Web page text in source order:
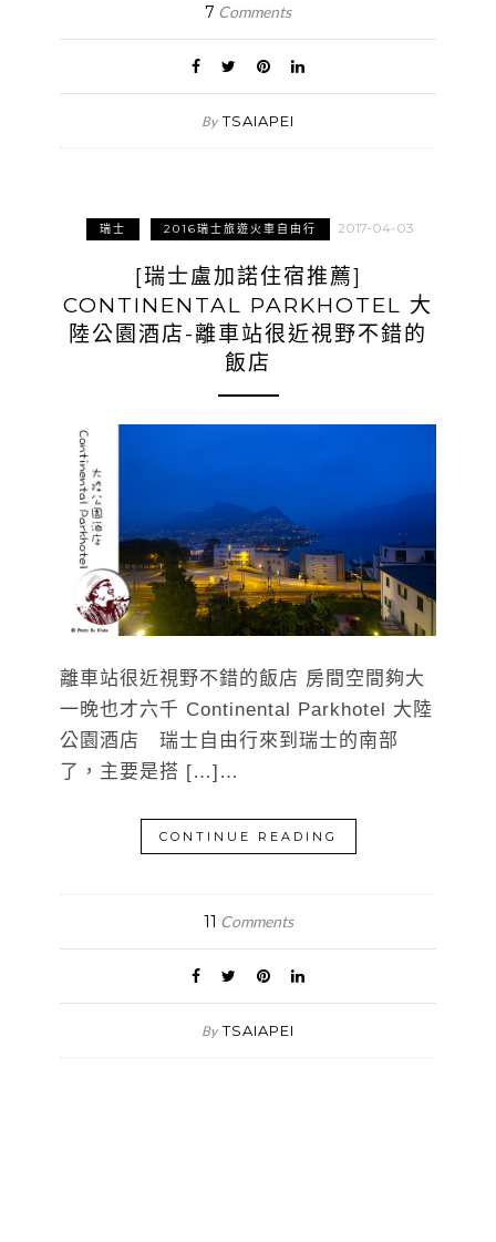
7 Comments
By TSAIAPEI
瑞士 2016瑞士旅遊火車自由行 2017-04-03
[瑞士盧加諾住宿推薦]
CONTINENTAL PARKHOTEL 大
陸公園酒店-離車站很近視野不錯的
飯店
離車站很近視野不錯的飯店 房間空間夠大
一晚也才六千 Continental Parkhotel 大陸
公園酒店 瑞士自由行來到瑞士的南部
了，主要是搭 […]…
CONTINUE READING
11 Comments
By TSAIAPEI